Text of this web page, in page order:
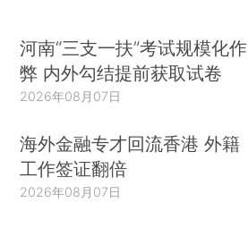
河南“三支一扶”考试规模化作
弊 内外勾结提前获取试卷
2026年08月07日
海外金融专才回流香港 外籍
工作签证翻倍
2026年08月07日